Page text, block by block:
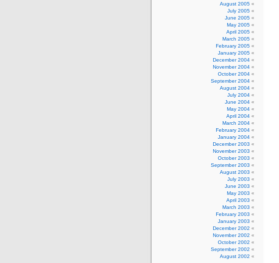
August 2005
July 2005
June 2005
May 2005
April 2005
March 2005
February 2005
January 2005
December 2004
November 2004
October 2004
September 2004
August 2004
July 2004
June 2004
May 2004
April 2004
March 2004
February 2004
January 2004
December 2003
November 2003
October 2003
September 2003
August 2003
July 2003
June 2003
May 2003
April 2003
March 2003
February 2003
January 2003
December 2002
November 2002
October 2002
September 2002
August 2002